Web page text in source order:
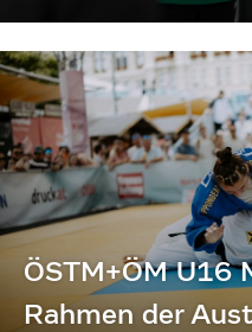
ÖSTM+ÖM U16
Rahmen der